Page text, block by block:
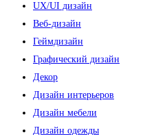
UX/UI дизайн
Веб-дизайн
Геймдизайн
Графический дизайн
Декор
Дизайн интерьеров
Дизайн мебели
Дизайн одежды